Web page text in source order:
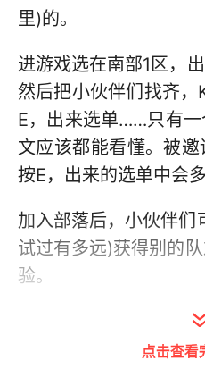
里)的。
进游戏选在南部1区，
然后把小伙伴们找齐
E，出来选单……只有
文应该都能看懂。被
按E，出来的选单中会
加入部落后，小伙伴们
试过有多远)获得别的
验。
点击查看